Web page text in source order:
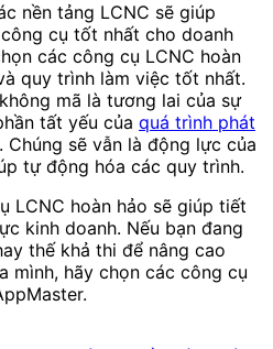
nền tảng LCNC sẽ giúp
cụ tốt nhất cho doanh
các công cụ LCNC hoàn
quy trình làm việc tốt nhất.
mã là tương lai của sự
tất yếu của quá trình phát
Chúng sẽ vẫn là động lực của
tự động hóa các quy trình.
LCNC hoàn hảo sẽ giúp tiết
kinh doanh. Nếu bạn đang
thế khả thi để nâng cao
mình, hãy chọn các công cụ